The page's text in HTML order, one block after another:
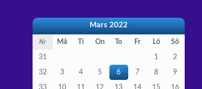
Mars 2022
Nr Må Ti On To Fr Lö Sö
31 1 2
32 3 4 5 6 7 8 9
33 10 11 12 13 14 15 16